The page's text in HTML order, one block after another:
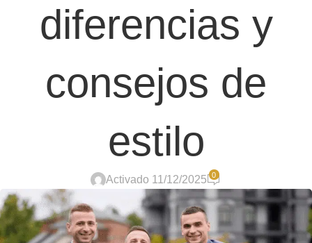
diferencias y
consejos de
estilo
Activado 11/12/2025 0